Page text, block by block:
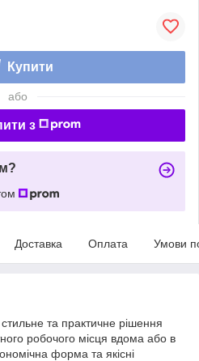
Купити
або
з
Доставка Оплата Умови
та практичне рішення
робочого місця вдома або в
форма та якісні